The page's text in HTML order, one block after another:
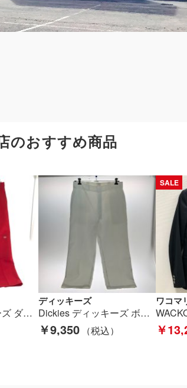
のおすすめ商品
Dickies ディッキーズ ダブルニー ワークパンツ SIZE 36 85283 レッド Bランク
ディッキーズ
Dickies ディッキーズ ボトムス パンツ W36×L34 ホワイト Bランク
￥9,350
SALE
ワコマ
￥